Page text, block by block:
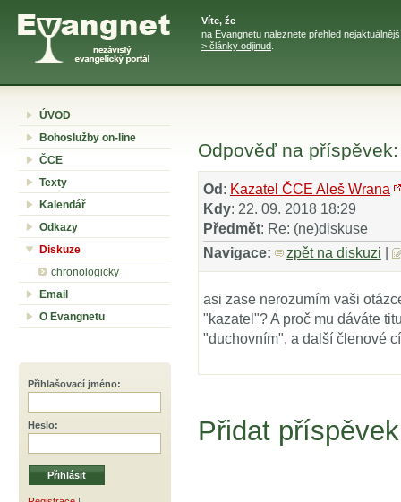
Víte, že
na Evangnetu naleznete přehled
> články odjinud
ÚVOD
Bohoslužby on-line
ČCE
Texty
Kalendář
Odkazy
Diskuze
chronologicky
Email
O Evangnetu
Přihlašovací jméno:
Heslo:
Odpověď na
Od : Kazatel ČCE Aleš Wrana
Kdy: 22. 09. 2018 18:29
Předmět: Re: (ne)diskuse
Navigace:
zpět na diskuzi
asi zase nerozumím vaši
"kazatel"? A proč mu dáváte
"duchovním", a další členové
Přidat